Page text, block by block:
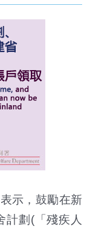
示，鼓勵在新
計劃(「殘疾人